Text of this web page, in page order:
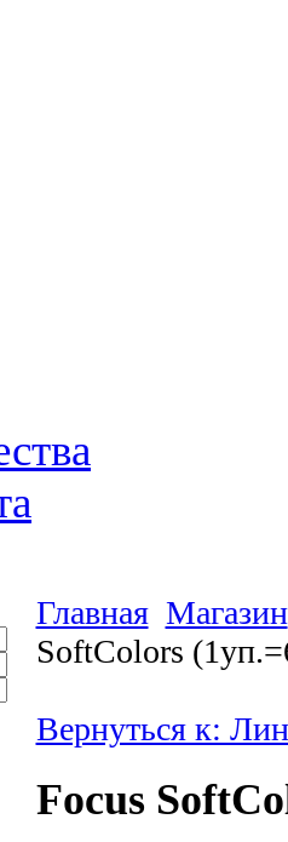
Главная Магазин
SoftColors
Вернуться к:
Focus